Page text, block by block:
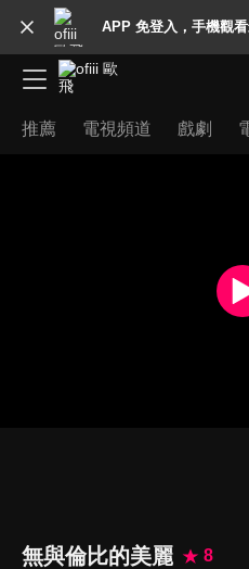
APP 免登入，手機觀
推薦 電視頻道 戲劇
無與倫比的美麗
8